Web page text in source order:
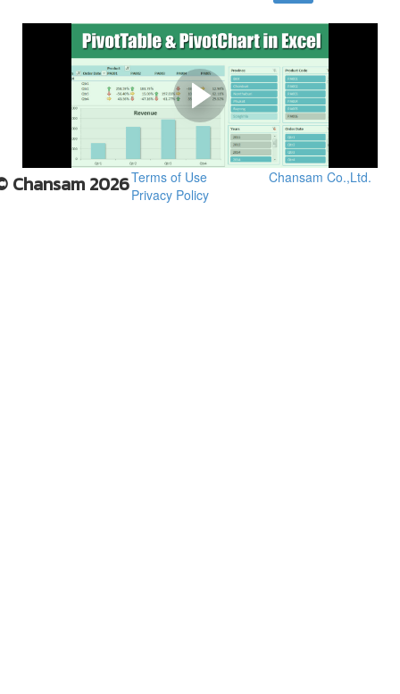
ตัวอย่าง เนื้อหาบางส่วน | รูป
แบบการเรียน
การสร้าง PivotTable
Chansam 2026Terms of Use
Privacy Policy
Chansam Co.,Ltd.